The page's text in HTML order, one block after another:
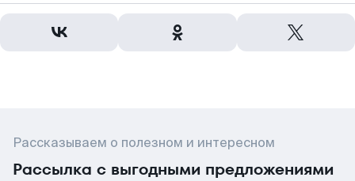
Рассказываем о полезном и интересном
Рассылка с выгодными предложениями